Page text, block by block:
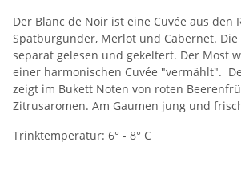
Der Blanc de Noir ist eine Cuvée aus den
Spätburgunder, Merlot und Cabernet.
separat gelesen und gekeltert. Der Most
einer harmonischen Cuvée "vermählt".
zeigt im Bukett Noten von roten
Zitrusaromen. Am Gaumen jung und
Trinktemperatur: 6° - 8° C